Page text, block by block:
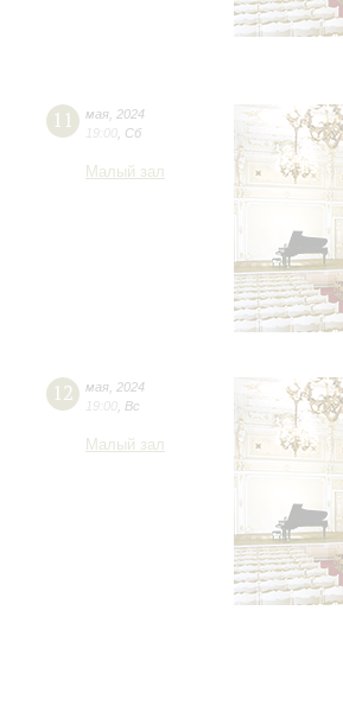
11 мая 2024
19:00 Сб
Малый зал
12 мая 2024
19:00 Вс
Малый зал